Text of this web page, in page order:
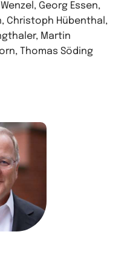
Georg Essen,
Christoph Hübenthal,
Martin
Thomas Söding